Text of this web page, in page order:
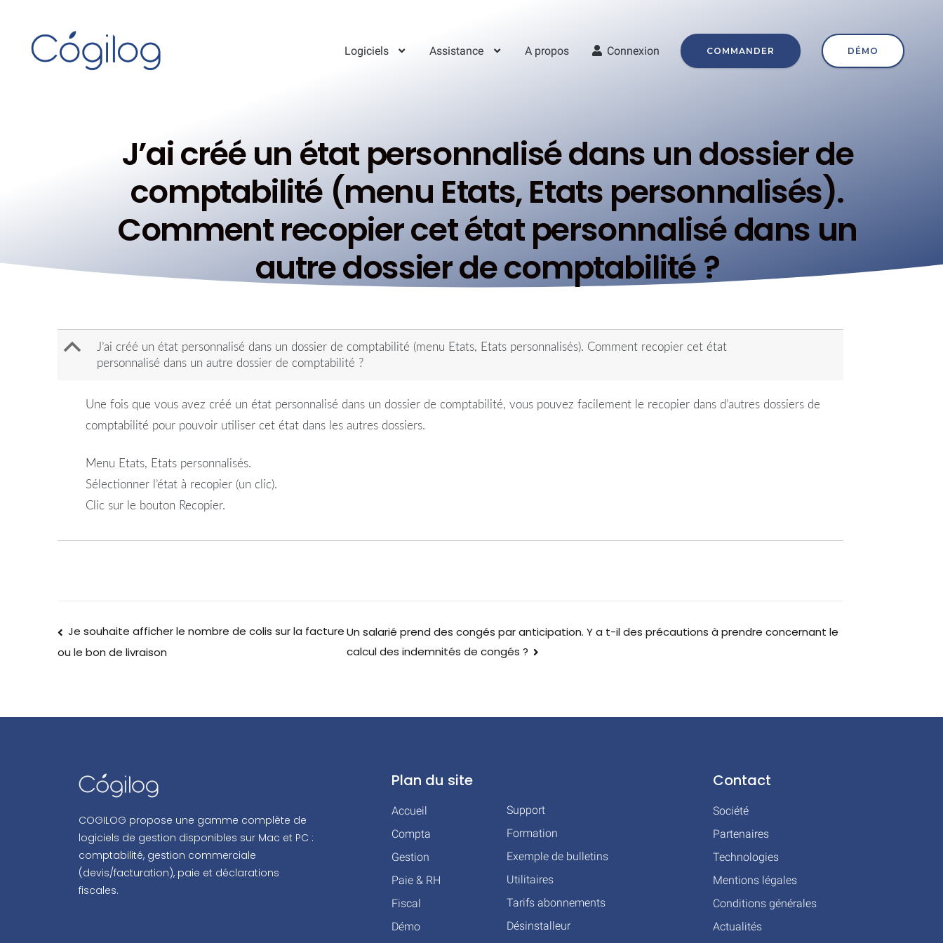
Logiciels Assistance A propos Connexion COMMANDER DÉMO
J’ai créé un état personnalisé dans un dossier de
comptabilité (menu Etats, Etats personnalisés).
Comment recopier cet état personnalisé dans un
autre dossier de comptabilité ?
B
J’ai créé un état personnalisé dans un dossier de comptabilité (menu Etats, Etats personnalisés). Comment recopier cet état
personnalisé dans un autre dossier de comptabilité ?
Une fois que vous avez créé un état personnalisé dans un dossier de comptabilité, vous pouvez facilement le recopier dans d’autres dossiers de
comptabilité pour pouvoir utiliser cet état dans les autres dossiers.
Menu Etats, Etats personnalisés.
Sélectionner l’état à recopier (un clic).
Clic sur le bouton Recopier.
Je souhaite afficher le nombre de colis sur la facture
ou le bon de livraison
Un salarié prend des congés par anticipation. Y a t-il des précautions à prendre concernant le
calcul des indemnités de congés ?
COGILOG propose une gamme complète de
logiciels de gestion disponibles sur Mac et PC :
comptabilité, gestion commerciale
(devis/facturation), paie et déclarations
fiscales.
Plan du site
Accueil
Compta
Gestion
Paie & RH
Fiscal
Démo
Support
Formation
Exemple de bulletins
Utilitaires
Tarifs abonnements
Désinstalleur
Contact
Société
Partenaires
Technologies
Mentions légales
Conditions générales
Actualités